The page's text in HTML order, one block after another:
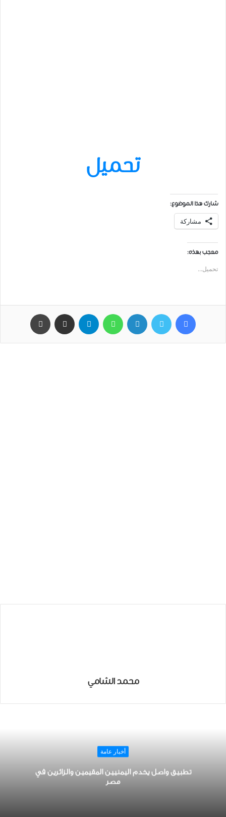
تحميل
شارك هذا الموضوع:
مشاركة
معجب بهذه:
تحميل...
فيسبوك تويتر لينكدإن واتساب تيلقرام مشاركة عبر البريد
محمد الشامي
أخبار عامة
تطبيق واصل يخدم اليمنيين المقيمين والزائرين في
مصر